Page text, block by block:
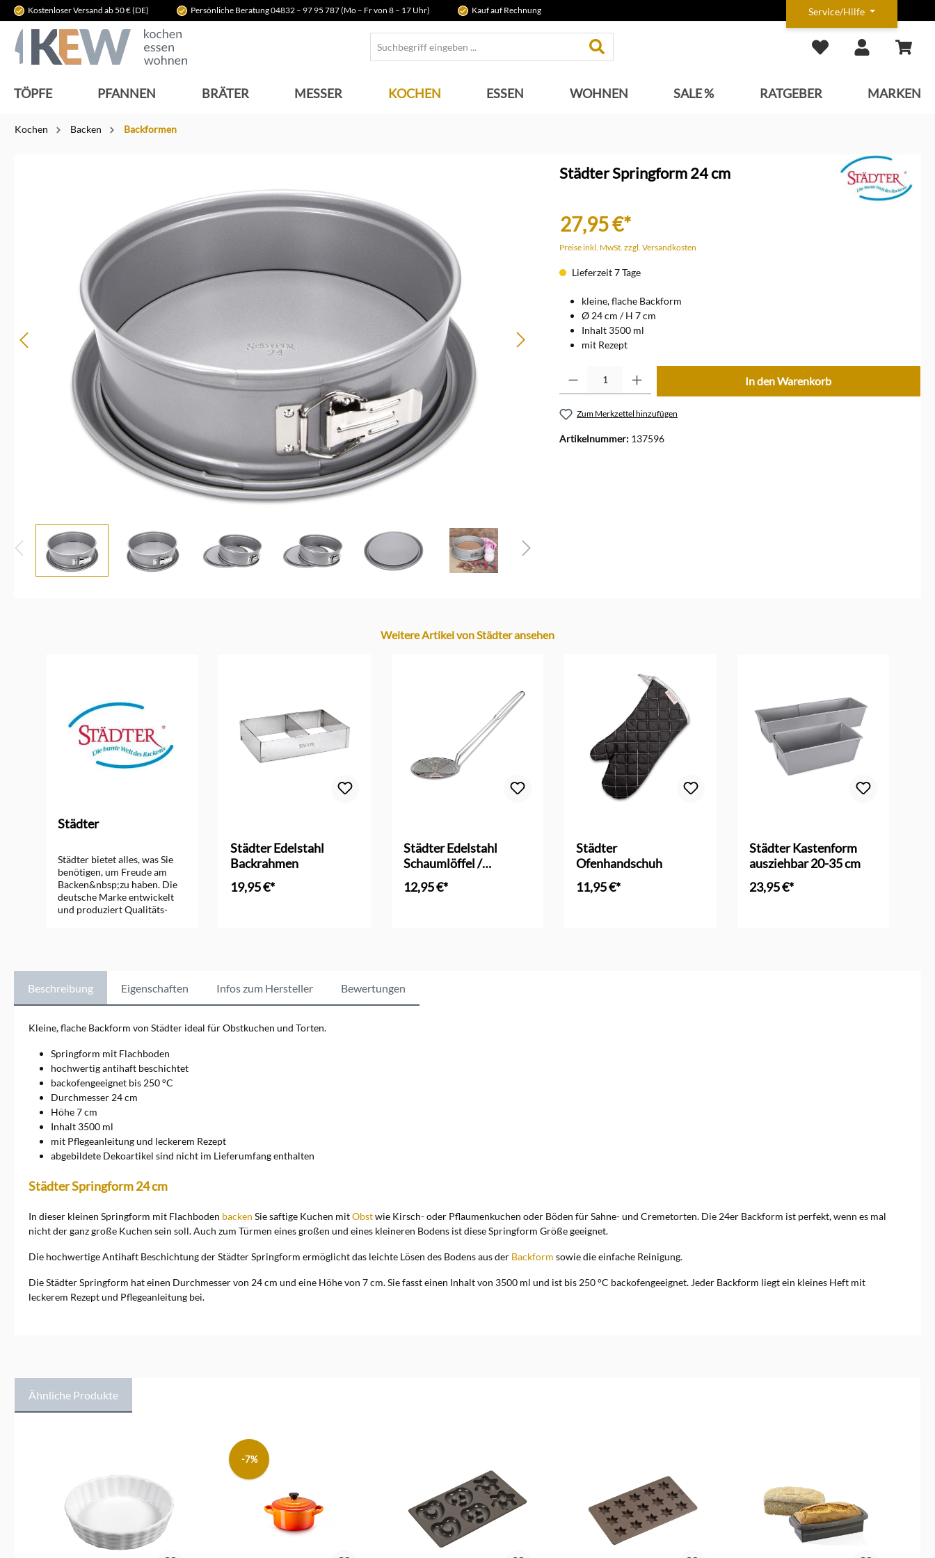
Zur Hauptnavigation springen
Kostenloser Versand ab 50 € (DE) Persönliche Beratung 04832 – 97 95 787 (Mo – Fr von 8 – 17 Uhr) Kauf auf Rechnung Service/Hilfe
TÖPFE PFANNEN BRÄTER MESSER KOCHEN ESSEN WOHNEN SALE % RATGEBER MARKEN
Kochen Backen Backformen
Städter Springform 24 cm
27,95 €*
Preise inkl. MwSt. zzgl. Versandkosten
Lieferzeit 7 Tage
kleine, flache Backform
Ø 24 cm / H 7 cm
Inhalt 3500 ml
mit Rezept
In den Warenkorb
Zum Merkzettel hinzufügen
Artikelnummer: 137596
Weitere Artikel von Städter ansehen
Städter
Städter bietet alles, was Sie
benötigen, um Freude am
Backen&nbsp;zu haben. Die
deutsche Marke entwickelt
und produziert Qualitäts-
Markenartikeln für
eindrucksvolle Torten bis hin
zu Profi-Werkzeugen zum
Modellieren und Verzieren,
bei Städter finden Sie alles für
Ihre Backstube. Ob gewagte
mehrstöckige
Hochzeitstorten, Städter hat
die passenden Produkte.
Entdecken Sie das passende
Zubehör für kreative und
köstliche
mationen: Städter GmbH, Am
Kreuzweg 1, 35469 Allendorf
info@backshop.staedter.de
Städter Edelstahl
Backrahmen
19,95 €*
Städter Edelstahl
Schaumlöffel /
Spätzleheber
12,95 €*
Städter
Ofenhandschuh
11,95 €*
Städter Kastenform
ausziehbar 20-35 cm
23,95 €*
Beschreibung Eigenschaften Infos zum Hersteller Bewertungen
Kleine, flache Backform von Städter ideal für Obstkuchen und Torten.
Springform mit Flachboden
hochwertig antihaft beschichtet
backofengeeignet bis 250 °C
Durchmesser 24 cm
Höhe 7 cm
Inhalt 3500 ml
mit Pflegeanleitung und leckerem Rezept
abgebildete Dekoartikel sind nicht im Lieferumfang enthalten
Städter Springform 24 cm
In dieser kleinen Springform mit Flachboden backen Sie saftige Kuchen mitObstwie Kirsch- oder Pflaumenkuchen oder Böden für Sahne- und Cremetorten. Die 24er Backform ist perfekt, wenn es mal
nicht der ganz große Kuchen sein soll. Auch zum Türmen eines großen und eines kleineren Bodens ist diese Springform Größe geeignet.
Die hochwertige Antihaft Beschichtung der Städter Springform ermöglicht das leichte Lösen des Bodens aus der Backform sowie die einfache Reinigung.
Die Städter Springform hat einen Durchmesser von 24 cm und eine Höhe von 7 cm. Sie fasst einen Inhalt von 3500 ml und ist bis 250 °C backofengeeignet. Jeder Backform liegt ein kleines Heft mit
leckerem Rezept und Pflegeanleitung bei.
Ähnliche Produkte
-7%